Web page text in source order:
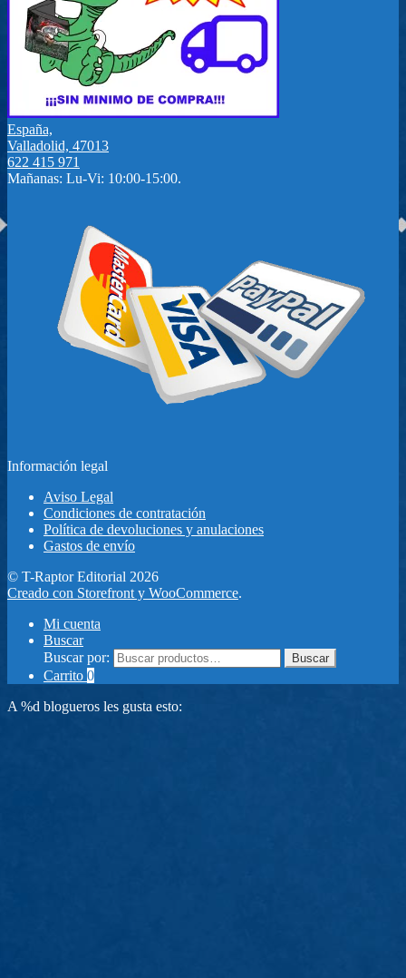
España,
Valladolid, 47013
622 415 971
Mañanas: Lu-Vi: 10:00-15:00.
Información legal
Aviso Legal
Condiciones de contratación
Política de devoluciones y anulaciones
Gastos de envío
© T-Raptor Editorial 2026
Creado con Storefront y WooCommerce.
Mi cuenta
Buscar
Buscar por:
Buscar
Carrito 0
A %d blogueros les gusta esto: